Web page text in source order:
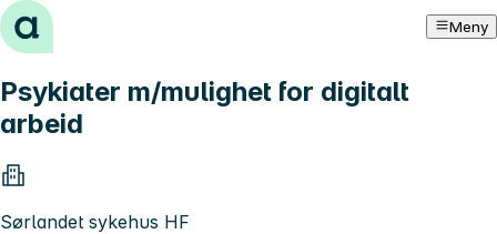
Hopp til innhold Meny
Psykiater m/mulighet for digitalt
arbeid
Sørlandet sykehus HF